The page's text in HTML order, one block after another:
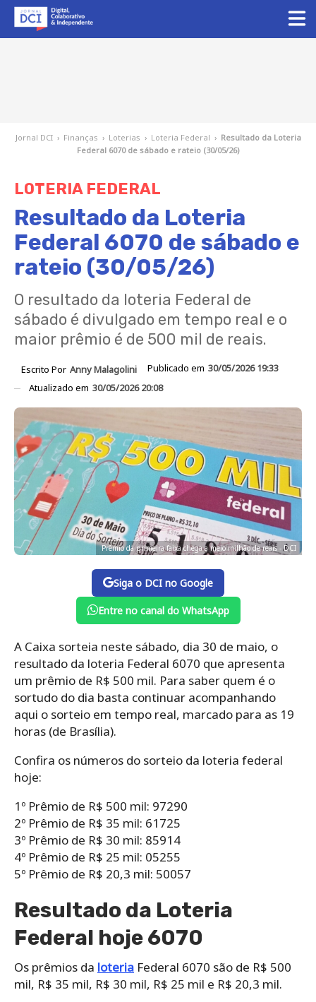
Jornal DCI › Finanças › Loterias › Loteria Federal › Resultado da Loteria
Federal 6070 de sábado e rateio (30/05/26)
LOTERIA FEDERAL
Resultado da Loteria
Federal 6070 de sábado e
rateio (30/05/26)
O resultado da loteria Federal de
sábado é divulgado em tempo real e o
maior prêmio é de 500 mil de reais.
Escrito Por Anny Malagolini Publicado em 30/05/2026 19:33
Atualizado em 30/05/2026 20:08
Prêmio da primeira faixa chega a meio milhão de reais - DCI
Siga o DCI no Google
Entre no canal do WhatsApp
A Caixa sorteia neste sábado, dia 30 de maio, o
resultado da loteria Federal 6070 que apresenta
um prêmio de R$ 500 mil. Para saber quem é o
sortudo do dia basta continuar acompanhando
aqui o sorteio em tempo real, marcado para as 19
horas (de Brasília).
Confira os números do sorteio da loteria federal
hoje:
1º Prêmio de R$ 500 mil: 97290
2º Prêmio de R$ 35 mil: 61725
3º Prêmio de R$ 30 mil: 85914
4º Prêmio de R$ 25 mil: 05255
5º Prêmio de R$ 20,3 mil: 50057
Resultado da Loteria
Federal hoje 6070
Os prêmios da loteria Federal 6070 são de R$ 500
mil, R$ 35 mil, R$ 30 mil, R$ 25 mil e R$ 20,3 mil.